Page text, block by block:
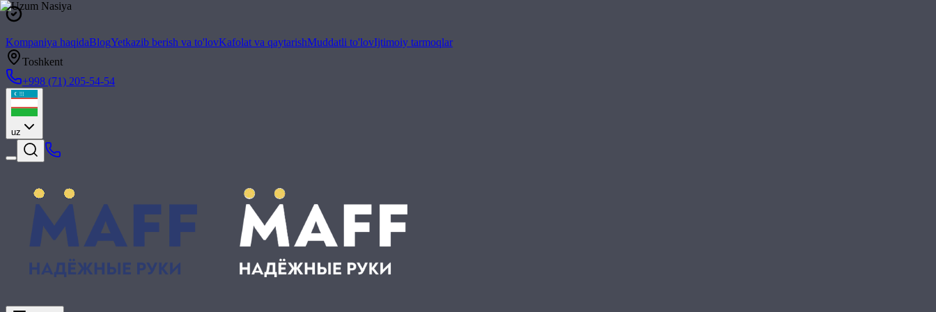
Kompaniya haqidaBlogYetkazib berish va to'lovKafolat va qaytarishMuddatli to'lovIjtimoiy tarmoqlar
Toshkent
+998 (71) 205-54-54
uz